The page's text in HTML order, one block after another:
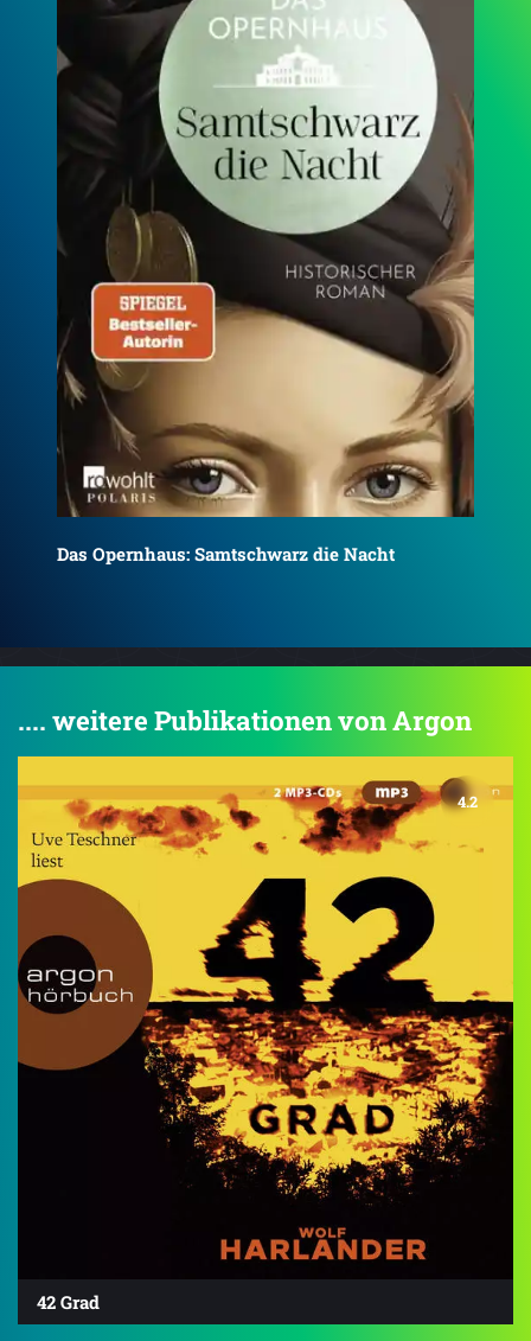
.... weitere Publikationen von Argon
4.2
42 Grad